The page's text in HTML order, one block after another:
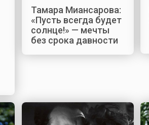
Тамара Миансарова:
«Пусть всегда будет
солнце!» — мечты
без срока давности